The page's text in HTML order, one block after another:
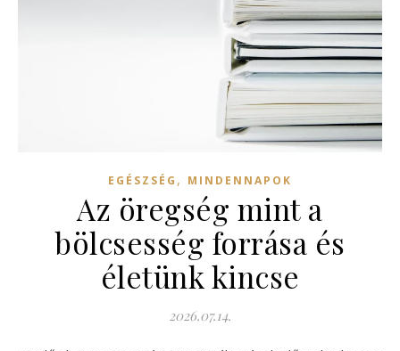
EGÉSZSÉG , MINDENNAPOK
Az öregség mint a
bölcsesség forrása és
életünk kincse
2026.07.14.